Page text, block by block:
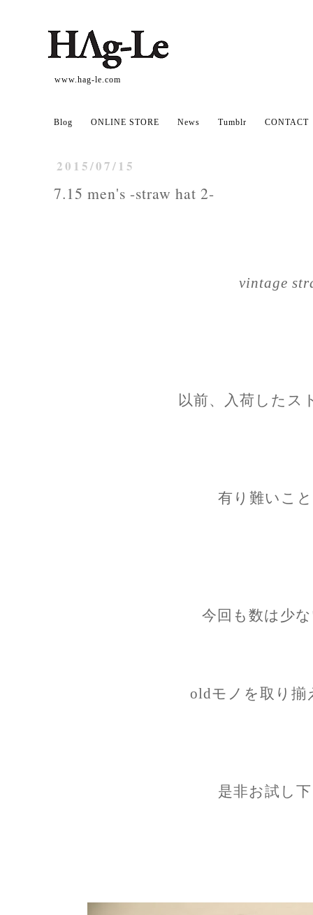
www.hag-le.com
Blog ONLINE STORE News Tumblr CONTACT
2015/07/15
7.15 men's -straw hat 2-
vintage
以前、入荷したス
有り難いこ
今回も数は少
oldモノを取り揃
是非お試し